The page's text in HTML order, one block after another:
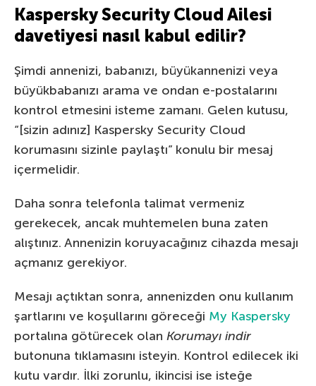
Kaspersky Security Cloud Ailesi
davetiyesi nasıl kabul edilir?
Şimdi annenizi, babanızı, büyükannenizi veya
büyükbabanızı arama ve ondan e-postalarını
kontrol etmesini isteme zamanı. Gelen kutusu,
“[sizin adınız] Kaspersky Security Cloud
korumasını sizinle paylaştı” konulu bir mesaj
içermelidir.
Daha sonra telefonla talimat vermeniz
gerekecek, ancak muhtemelen buna zaten
alıştınız. Annenizin koruyacağınız cihazda mesajı
açmanız gerekiyor.
Mesajı açtıktan sonra, annenizden onu kullanım
şartlarını ve koşullarını göreceği My Kaspersky
portalına götürecek olan Korumayı indir
butonuna tıklamasını isteyin. Kontrol edilecek iki
kutu vardır. İlki zorunlu, ikincisi ise isteğe